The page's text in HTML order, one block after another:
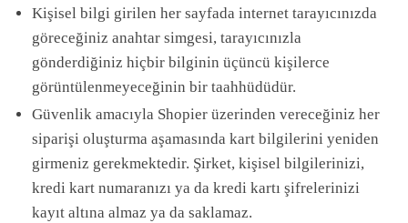
Kişisel bilgi girilen her sayfada internet tarayıcınızda
göreceğiniz anahtar simgesi, tarayıcınızla
gönderdiğiniz hiçbir bilginin üçüncü kişilerce
görüntülenmeyeceğinin bir taahhüdüdür.
Güvenlik amacıyla Shopier üzerinden vereceğiniz her
siparişi oluşturma aşamasında kart bilgilerini yeniden
girmeniz gerekmektedir. Şirket, kişisel bilgilerinizi,
kredi kart numaranızı ya da kredi kartı şifrelerinizi
kayıt altına almaz ya da saklamaz.